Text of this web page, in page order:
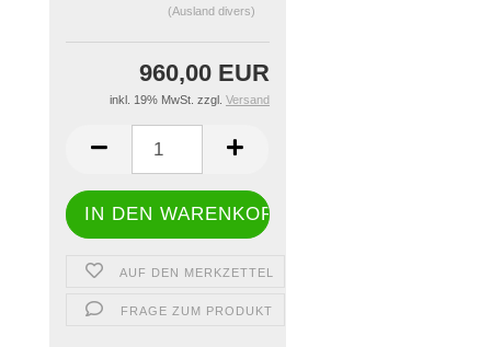
(Ausland divers)
960,00 EUR
inkl. 19% MwSt. zzgl. Versand
AUF DEN MERKZETTEL
FRAGE ZUM PRODUKT